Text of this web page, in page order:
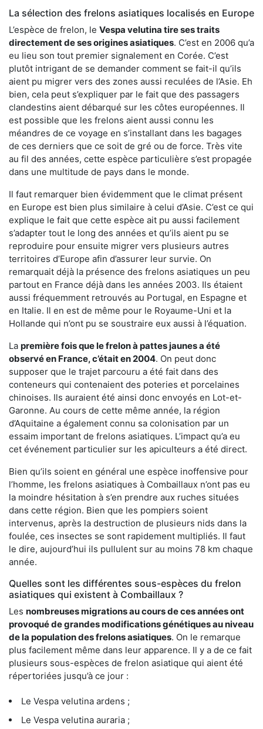
La sélection des frelons asiatiques localisés en Europe
L’espèce de frelon, le Vespa velutina tire ses traits
directement de ses origines asiatiques. C’est en 2006 qu’a
eu lieu son tout premier signalement en Corée. C’est
plutôt intrigant de se demander comment se fait-il qu’ils
aient pu migrer vers des zones aussi reculées de l’Asie. Eh
bien, cela peut s’expliquer par le fait que des passagers
clandestins aient débarqué sur les côtes européennes. Il
est possible que les frelons aient aussi connu les
méandres de ce voyage en s’installant dans les bagages
de ces derniers que ce soit de gré ou de force. Très vite
au fil des années, cette espèce particulière s’est propagée
dans une multitude de pays dans le monde.
Il faut remarquer bien évidemment que le climat présent
en Europe est bien plus similaire à celui d’Asie. C’est ce qui
explique le fait que cette espèce ait pu aussi facilement
s’adapter tout le long des années et qu’ils aient pu se
reproduire pour ensuite migrer vers plusieurs autres
territoires d’Europe afin d’assurer leur survie. On
remarquait déjà la présence des frelons asiatiques un peu
partout en France déjà dans les années 2003. Ils étaient
aussi fréquemment retrouvés au Portugal, en Espagne et
en Italie. Il en est de même pour le Royaume-Uni et la
Hollande qui n’ont pu se soustraire eux aussi à l’équation.
La première fois que le frelon à pattes jaunes a été
observé en France, c’était en 2004. On peut donc
supposer que le trajet parcouru a été fait dans des
conteneurs qui contenaient des poteries et porcelaines
chinoises. Ils auraient été ainsi donc envoyés en Lot-et-
Garonne. Au cours de cette même année, la région
d’Aquitaine a également connu sa colonisation par un
essaim important de frelons asiatiques. L’impact qu’a eu
cet événement particulier sur les apiculteurs a été direct.
Bien qu’ils soient en général une espèce inoffensive pour
l’homme, les frelons asiatiques à Combaillaux n’ont pas eu
la moindre hésitation à s’en prendre aux ruches situées
dans cette région. Bien que les pompiers soient
intervenus, après la destruction de plusieurs nids dans la
foulée, ces insectes se sont rapidement multipliés. Il faut
le dire, aujourd’hui ils pullulent sur au moins 78 km chaque
année.
Quelles sont les différentes sous-espèces du frelon
asiatiques qui existent à Combaillaux ?
Les nombreuses migrations au cours de ces années ont
provoqué de grandes modifications génétiques au niveau
de la population des frelons asiatiques. On le remarque
plus facilement même dans leur apparence. Il y a de ce fait
plusieurs sous-espèces de frelon asiatique qui aient été
répertoriées jusqu’à ce jour :
Le Vespa velutina ardens ;
Le Vespa velutina auraria ;